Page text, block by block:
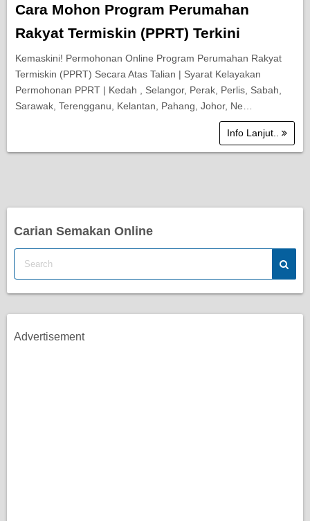
Cara Mohon Program Perumahan
Rakyat Termiskin (PPRT) Terkini
Kemaskini! Permohonan Online Program Perumahan Rakyat
Termiskin (PPRT) Secara Atas Talian | Syarat Kelayakan
Permohonan PPRT | Kedah , Selangor, Perak, Perlis, Sabah,
Sarawak, Terengganu, Kelantan, Pahang, Johor, Ne…
Info Lanjut..
Carian Semakan Online
Advertisement